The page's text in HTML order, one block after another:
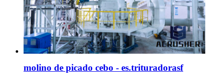
molino de picado cebo - es.trituradorasf